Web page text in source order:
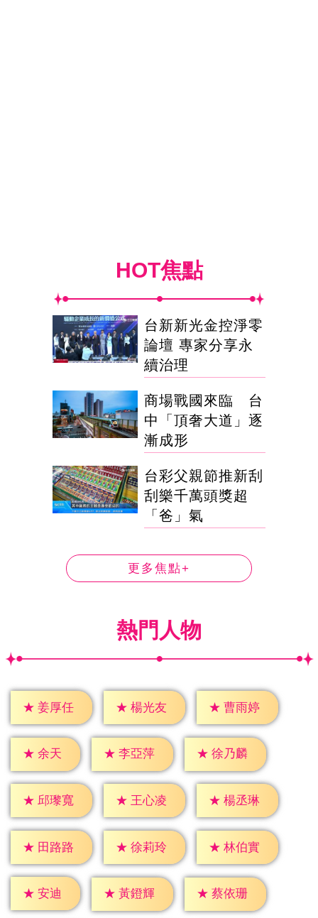
HOT焦點
台新新光金控淨零
論壇 專家分享永
續治理
商場戰國來臨 台
中「頂奢大道」逐
漸成形
台彩父親節推新刮
刮樂千萬頭獎超
「爸」氣
更多焦點+
熱門人物
★ 姜厚任 ★ 楊光友 ★ 曹雨婷
★ 余天 ★ 李亞萍 ★ 徐乃麟
★ 邱瓈寬 ★ 王心凌 ★ 楊丞琳
★ 田路路 ★ 徐莉玲 ★ 林伯實
★ 安迪 ★ 黃鐙輝 ★ 蔡依珊